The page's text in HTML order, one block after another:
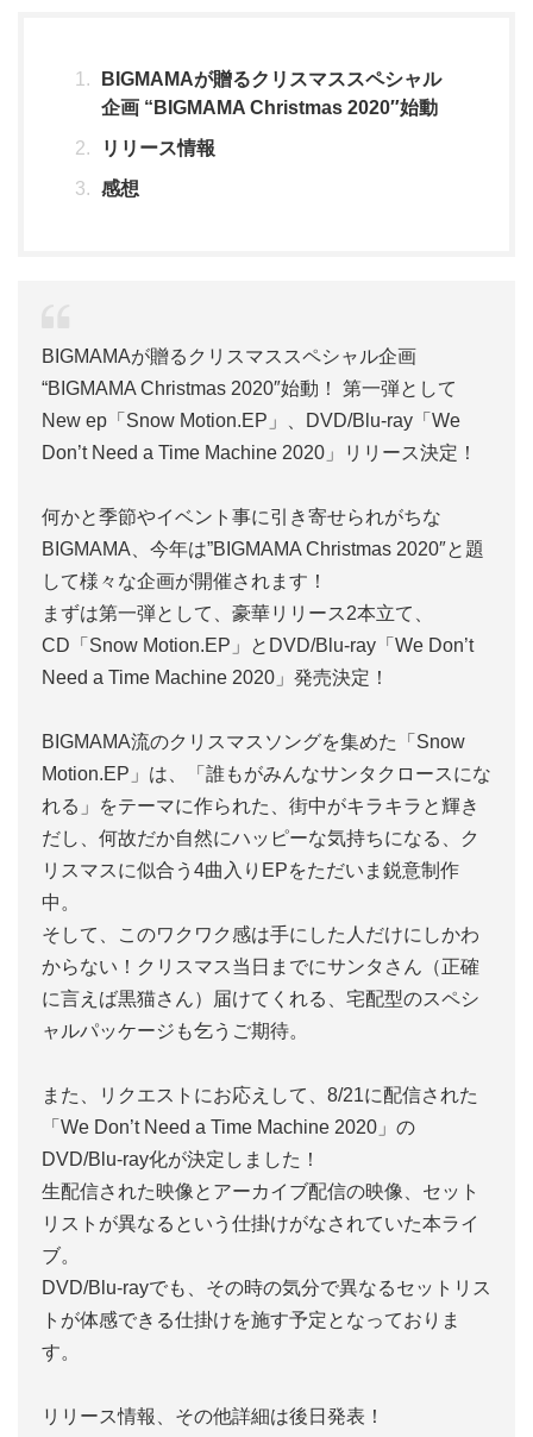
BIGMAMAが贈るクリスマススペシャル
企画 “BIGMAMA Christmas 2020″始動
リリース情報
感想
BIGMAMAが贈るクリスマススペシャル企画
“BIGMAMA Christmas 2020″始動！ 第一弾として
New ep「Snow Motion.EP」、DVD/Blu-ray「We
Don’t Need a Time Machine 2020」リリース決定！
何かと季節やイベント事に引き寄せられがちな
BIGMAMA、今年は”BIGMAMA Christmas 2020″と題
して様々な企画が開催されます！
まずは第一弾として、豪華リリース2本立て、
CD「Snow Motion.EP」とDVD/Blu-ray「We Don’t
Need a Time Machine 2020」発売決定！
BIGMAMA流のクリスマスソングを集めた「Snow
Motion.EP」は、「誰もがみんなサンタクロースにな
れる」をテーマに作られた、街中がキラキラと輝き
だし、何故だか自然にハッピーな気持ちになる、ク
リスマスに似合う4曲入りEPをただいま鋭意制作
中。
そして、このワクワク感は手にした人だけにしかわ
からない！クリスマス当日までにサンタさん（正確
に言えば黒猫さん）届けてくれる、宅配型のスペシ
ャルパッケージも乞うご期待。
また、リクエストにお応えして、8/21に配信された
「We Don’t Need a Time Machine 2020」の
DVD/Blu-ray化が決定しました！
生配信された映像とアーカイブ配信の映像、セット
リストが異なるという仕掛けがなされていた本ライ
ブ。
DVD/Blu-rayでも、その時の気分で異なるセットリス
トが体感できる仕掛けを施す予定となっておりま
す。
リリース情報、その他詳細は後日発表！